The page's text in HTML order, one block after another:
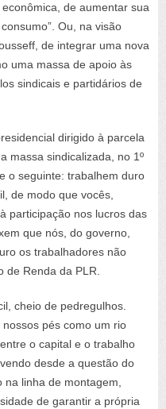
de aumentar sua
Ou, na visão
de integrar uma nova
uma massa de apoio às
sindicais e partidários de
dirigido à parcela
massa sindicalizada, no 1º
o seguinte: trabalhem duro
de modo que vocês,
participação nos lucros das
que nós, do governo,
os trabalhadores não
de Renda da PLR.
cheio de pedregulhos.
pés como um rio
o capital e o trabalho
desde a questão do
na linha de montagem,
de garantir a própria